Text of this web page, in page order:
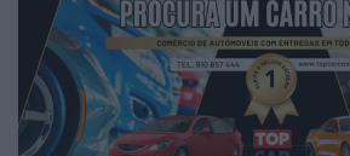
2026 Rádio Caria. Todos